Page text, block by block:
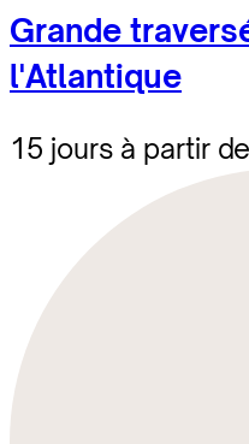
Grande
l'Atlantique
15 jours à partir de